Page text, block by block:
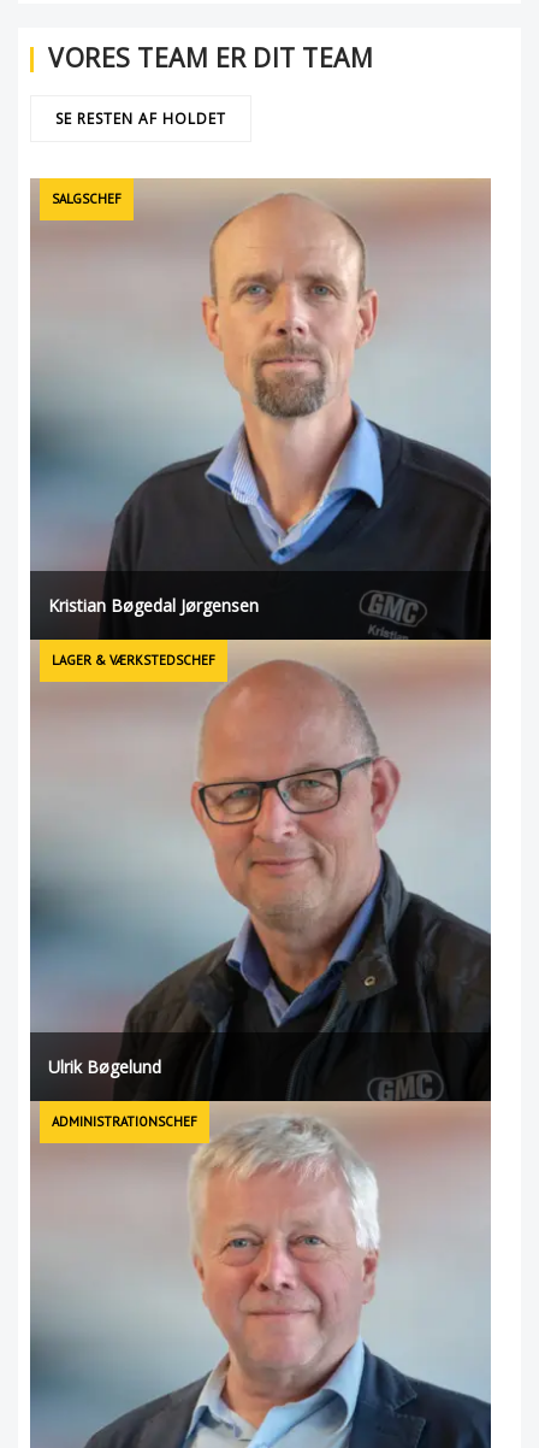
VORES TEAM ER DIT TEAM
SE RESTEN AF HOLDET
SALGSCHEF
Kristian Bøgedal Jørgensen
LAGER & VÆRKSTEDSCHEF
Ulrik Bøgelund
ADMINISTRATIONSCHEF